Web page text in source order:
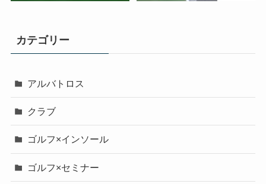
カテゴリー
アルバトロス
クラブ
ゴルフ×インソール
ゴルフ×セミナー